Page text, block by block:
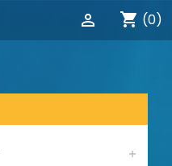
shopping_cart (0)

